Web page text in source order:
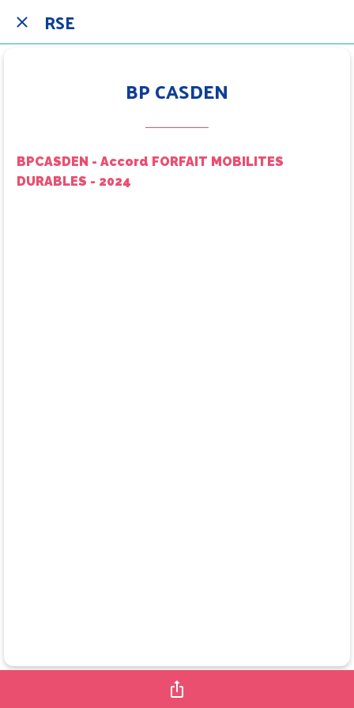
RSE
BP CASDEN
BPCASDEN - Accord FORFAIT MOBILITES
DURABLES - 2024